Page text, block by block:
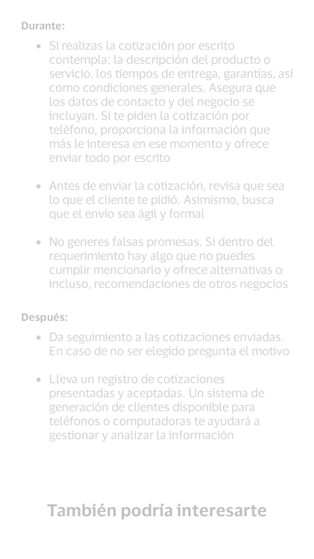
Durante:
Si realizas la cotización por escrito
contempla: la descripción del producto o
servicio, los tiempos de entrega, garantías, así
como condiciones generales. Asegura que
los datos de contacto y del negocio se
incluyan. Si te piden la cotización por
teléfono, proporciona la información que
más le interesa en ese momento y ofrece
enviar todo por escrito
Antes de enviar la cotización, revisa que sea
lo que el cliente te pidió. Asimismo, busca
que el envío sea ágil y formal
No generes falsas promesas. Si dentro del
requerimiento hay algo que no puedes
cumplir mencionarlo y ofrece alternativas o
incluso, recomendaciones de otros negocios
Después:
Da seguimiento a las cotizaciones enviadas.
En caso de no ser elegido pregunta el motivo
Lleva un registro de cotizaciones
presentadas y aceptadas. Un sistema de
generación de clientes disponible para
teléfonos o computadoras te ayudará a
gestionar y analizar la información
También podría interesarte